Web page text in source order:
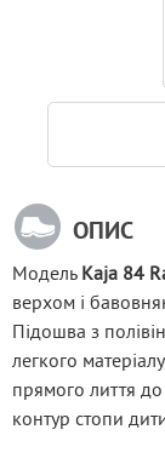
ОПИС
Модель Kaja 84
верхом і
Підошва з
легкого
прямого лиття
контур стопи